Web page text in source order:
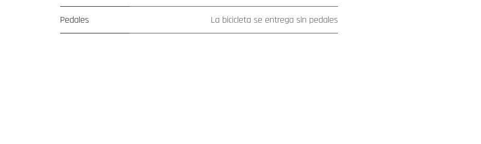
Pedales La bicicleta se entrega sin pedales